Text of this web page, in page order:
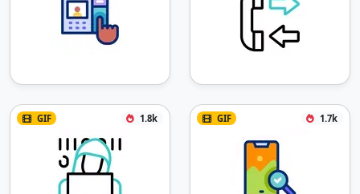
GIF 1.8k GIF 1.7k